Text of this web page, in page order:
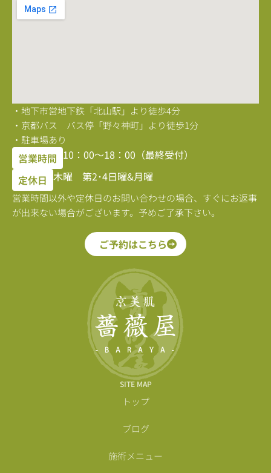
SITE MAP
トップ
ブログ
施術メニュー
・地下市営地下鉄「北山駅」より徒歩4分
・京都バス バス停「野々神町」より徒歩1分
・駐車場あり
営業時間 10：00〜18：00（最終受付）
定休日 木曜 第2･4日曜&月曜
営業時間以外や定休日のお問い合わせの場合、すぐにお返事
が出来ない場合がございます。予めご了承下さい。
ご予約はこちら